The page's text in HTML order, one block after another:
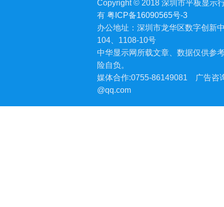
Copyright © 2018 深圳市平板显示
有 粤ICP备16090565号-3
办公地址：深圳市龙华区数字创新
104、1108-10号
中华显示网所载文章、数据仅供参
险自负。
媒体合作:0755-86149081
广告咨
@qq.com